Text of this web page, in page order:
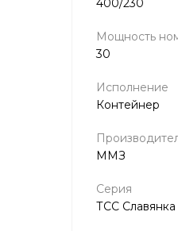
400/230
Мощность
30
Исполнение
Контейнер
ММЗ
Серия
ТСС Славянка